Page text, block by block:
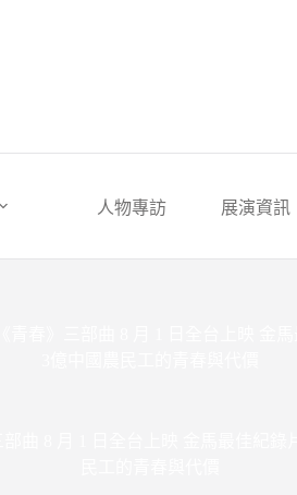
人物專訪 展演資訊